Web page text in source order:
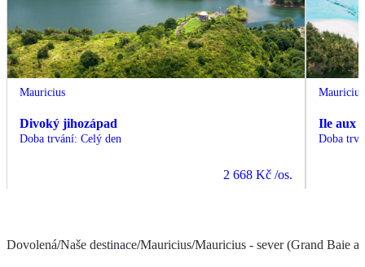
Mauricius
Divoký jihozápad
Doba trvání: Celý den
2 668 Kč /os.
Mauricius
Ile aux
Doba
Dovolená/Naše destinace/Mauricius/Mauricius - sever (Grand Baie a